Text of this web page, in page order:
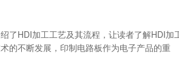
了HDI加工工艺及其流程，让读者了解HDI加
的不断发展，印制电路板作为电子产品的重